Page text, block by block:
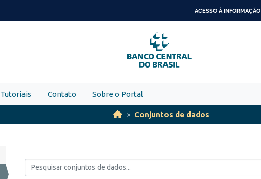
PARA
O
CONTEÚDO
ACESSO À INFORMAÇÃO
Tutoriais Contato Sobre o Portal
Conjuntos de dados